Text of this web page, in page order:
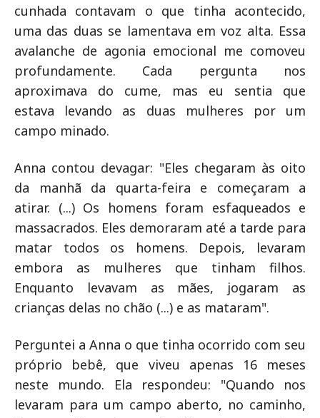
cunhada contavam o que tinha acontecido,
uma das duas se lamentava em voz alta. Essa
avalanche de agonia emocional me comoveu
profundamente. Cada pergunta nos
aproximava do cume, mas eu sentia que
estava levando as duas mulheres por um
campo minado.
Anna contou devagar: "Eles chegaram às oito
da manhã da quarta-feira e começaram a
atirar. (...) Os homens foram esfaqueados e
massacrados. Eles demoraram até a tarde para
matar todos os homens. Depois, levaram
embora as mulheres que tinham filhos.
Enquanto levavam as mães, jogaram as
crianças delas no chão (...) e as mataram".
Perguntei a Anna o que tinha ocorrido com seu
próprio bebê, que viveu apenas 16 meses
neste mundo. Ela respondeu: "Quando nos
levaram para um campo aberto, no caminho,